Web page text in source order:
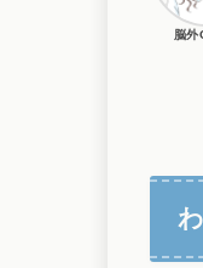
脳外